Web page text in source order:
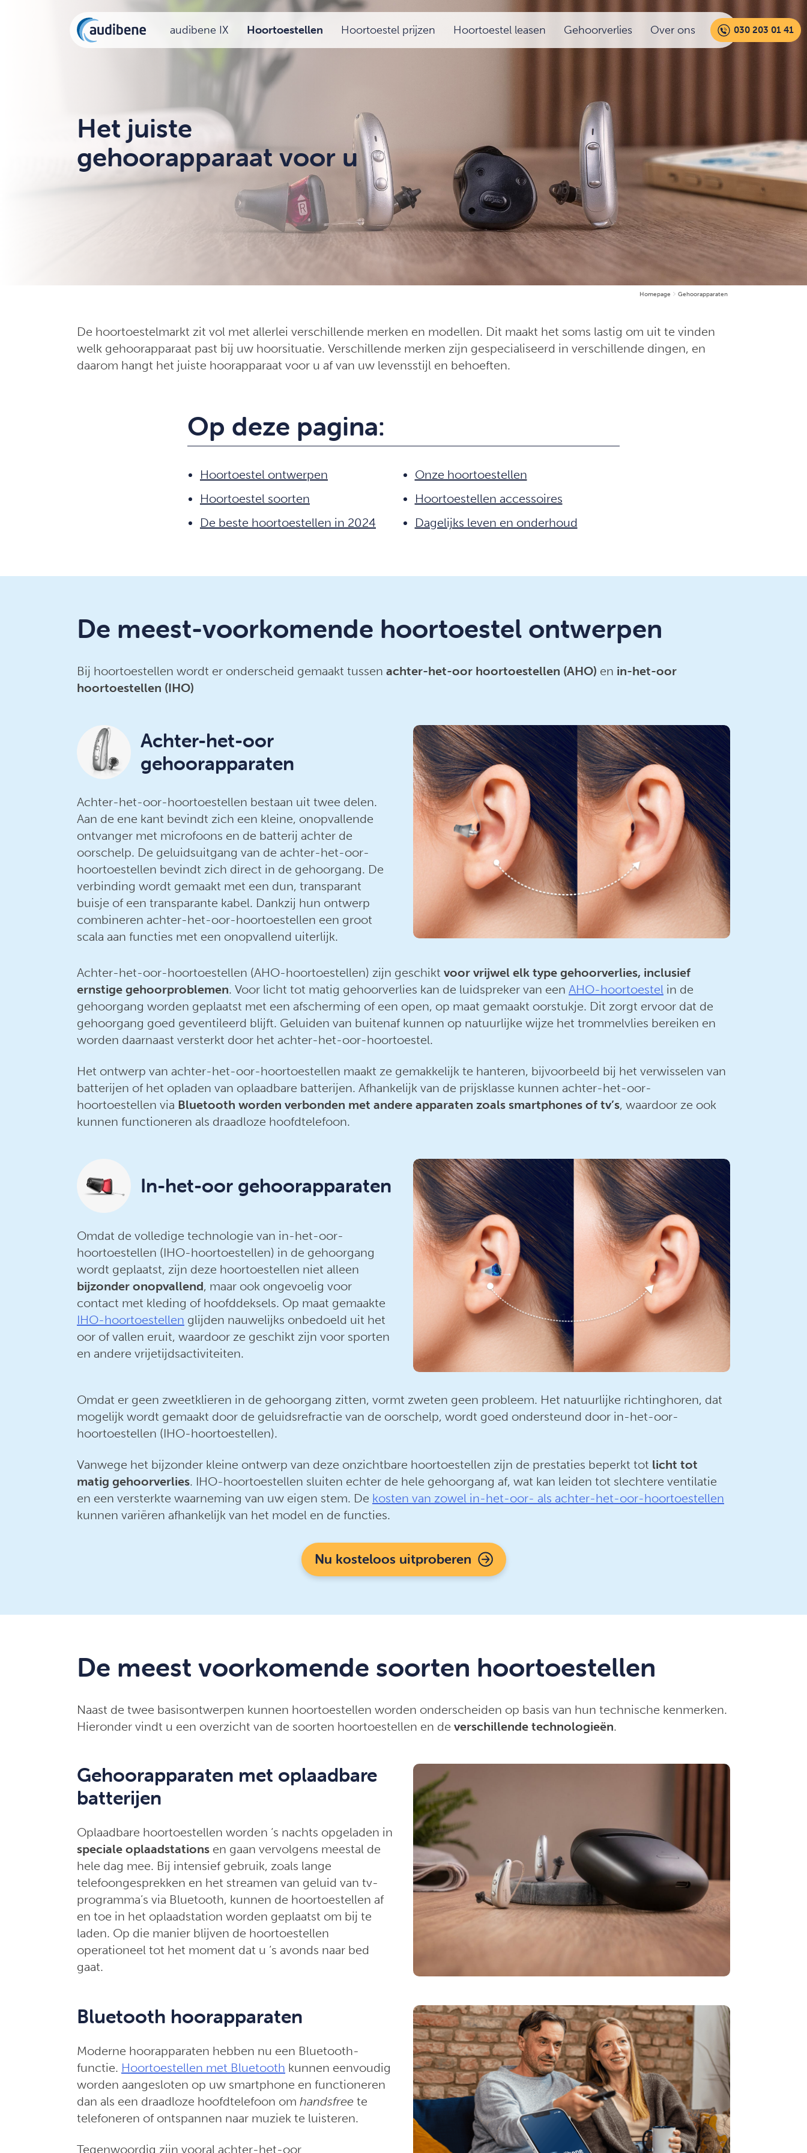
audibene IX Hoortoestellen Hoortoestel prijzen Hoortoestel leasen Gehoorverlies Over ons 030 203 01 41
Het juiste
gehoorapparaat voor u
Homepage Gehoorapparaten
De hoortoestelmarkt zit vol met allerlei verschillende merken en modellen. Dit maakt het soms lastig om uit te vinden
welk gehoorapparaat past bij uw hoorsituatie. Verschillende merken zijn gespecialiseerd in verschillende dingen, en
daarom hangt het juiste hoorapparaat voor u af van uw levensstijl en behoeften.
Op deze pagina:
Hoortoestel ontwerpen
Hoortoestel soorten
De beste hoortoestellen in 2024
Onze hoortoestellen
Hoortoestellen accessoires
Dagelijks leven en onderhoud
De meest-voorkomende hoortoestel ontwerpen
Bij hoortoestellen wordt er onderscheid gemaakt tussen achter-het-oor hoortoestellen (AHO) en in-het-oor
hoortoestellen (IHO)
Achter-het-oor
gehoorapparaten
Achter-het-oor-hoortoestellen bestaan uit twee delen.
Aan de ene kant bevindt zich een kleine, onopvallende
ontvanger met microfoons en de batterij achter de
oorschelp. De geluidsuitgang van de achter-het-oor-
hoortoestellen bevindt zich direct in de gehoorgang. De
verbinding wordt gemaakt met een dun, transparant
buisje of een transparante kabel. Dankzij hun ontwerp
combineren achter-het-oor-hoortoestellen een groot
scala aan functies met een onopvallend uiterlijk.
Achter-het-oor-hoortoestellen (AHO-hoortoestellen) zijn geschikt voor vrijwel elk type gehoorverlies, inclusief
ernstige gehoorproblemen. Voor licht tot matig gehoorverlies kan de luidspreker van een AHO-hoortoestel in de
gehoorgang worden geplaatst met een afscherming of een open, op maat gemaakt oorstukje. Dit zorgt ervoor dat de
gehoorgang goed geventileerd blijft. Geluiden van buitenaf kunnen op natuurlijke wijze het trommelvlies bereiken en
worden daarnaast versterkt door het achter-het-oor-hoortoestel.
Het ontwerp van achter-het-oor-hoortoestellen maakt ze gemakkelijk te hanteren, bijvoorbeeld bij het verwisselen van
batterijen of het opladen van oplaadbare batterijen. Afhankelijk van de prijsklasse kunnen achter-het-oor-
hoortoestellen via Bluetooth worden verbonden met andere apparaten zoals smartphones of tv’s, waardoor ze ook
kunnen functioneren als draadloze hoofdtelefoon.
In-het-oor gehoorapparaten
Omdat de volledige technologie van in-het-oor-
hoortoestellen (IHO-hoortoestellen) in de gehoorgang
wordt geplaatst, zijn deze hoortoestellen niet alleen
bijzonder onopvallend, maar ook ongevoelig voor
contact met kleding of hoofddeksels. Op maat gemaakte
IHO-hoortoestellen glijden nauwelijks onbedoeld uit het
oor of vallen eruit, waardoor ze geschikt zijn voor sporten
en andere vrijetijdsactiviteiten.
Omdat er geen zweetklieren in de gehoorgang zitten, vormt zweten geen probleem. Het natuurlijke richtinghoren, dat
mogelijk wordt gemaakt door de geluidsrefractie van de oorschelp, wordt goed ondersteund door in-het-oor-
hoortoestellen (IHO-hoortoestellen).
Vanwege het bijzonder kleine ontwerp van deze onzichtbare hoortoestellen zijn de prestaties beperkt tot licht tot
matig gehoorverlies. IHO-hoortoestellen sluiten echter de hele gehoorgang af, wat kan leiden tot slechtere ventilatie
en een versterkte waarneming van uw eigen stem. De kosten van zowel in-het-oor- als achter-het-oor-hoortoestellen
kunnen variëren afhankelijk van het model en de functies.
Nu kosteloos uitproberen
De meest voorkomende soorten hoortoestellen
Naast de twee basisontwerpen kunnen hoortoestellen worden onderscheiden op basis van hun technische kenmerken.
Hieronder vindt u een overzicht van de soorten hoortoestellen en de verschillende technologieën.
Gehoorapparaten met oplaadbare
batterijen
Oplaadbare hoortoestellen worden ‘s nachts opgeladen in
speciale oplaadstations en gaan vervolgens meestal de
hele dag mee. Bij intensief gebruik, zoals lange
telefoongesprekken en het streamen van geluid van tv-
programma’s via Bluetooth, kunnen de hoortoestellen af
en toe in het oplaadstation worden geplaatst om bij te
laden. Op die manier blijven de hoortoestellen
operationeel tot het moment dat u ‘s avonds naar bed
gaat.
Bluetooth hoorapparaten
Moderne hoorapparaten hebben nu een Bluetooth-
functie. Hoortoestellen met Bluetooth kunnen eenvoudig
worden aangesloten op uw smartphone en functioneren
dan als een draadloze hoofdtelefoon om handsfree te
telefoneren of ontspannen naar muziek te luisteren.
Tegenwoordig zijn vooral achter-het-oor